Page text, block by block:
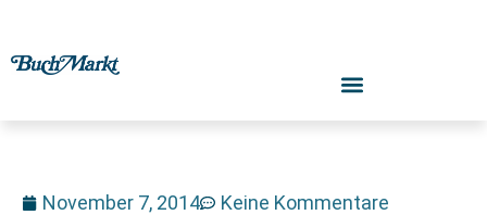
November 7, 2014 Keine Kommentare